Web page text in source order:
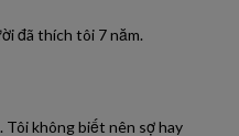
đã thích tôi 7 năm.
Tôi không biết nên sợ hay